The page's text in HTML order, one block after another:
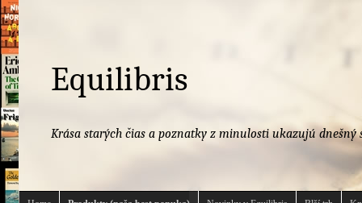
Equilibris
Krása starých čias a poznatky z minulosti ukazujú dnešný